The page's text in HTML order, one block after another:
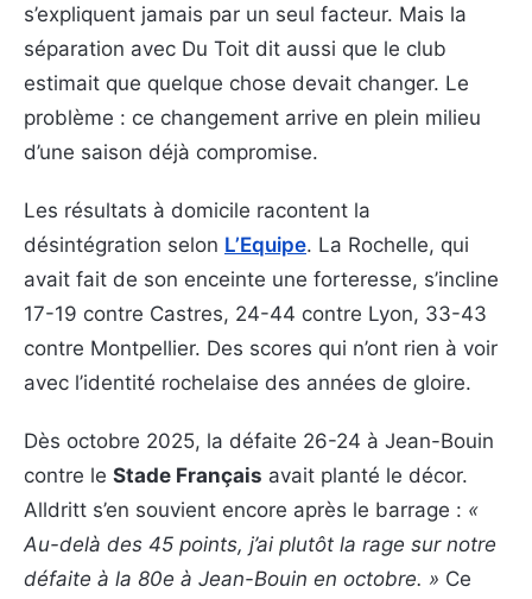
s’expliquent jamais par un seul facteur. Mais la
séparation avec Du Toit dit aussi que le club
estimait que quelque chose devait changer. Le
problème : ce changement arrive en plein milieu
d’une saison déjà compromise.
Les résultats à domicile racontent la
désintégration selon L’Equipe. La Rochelle, qui
avait fait de son enceinte une forteresse, s’incline
17-19 contre Castres, 24-44 contre Lyon, 33-43
contre Montpellier. Des scores qui n’ont rien à voir
avec l’identité rochelaise des années de gloire.
Dès octobre 2025, la défaite 26-24 à Jean-Bouin
contre le Stade Français avait planté le décor.
Alldritt s’en souvient encore après le barrage : «
Au-delà des 45 points, j’ai plutôt la rage sur notre
défaite à la 80e à Jean-Bouin en octobre. » Ce